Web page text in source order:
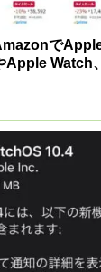
で
Apple Watch